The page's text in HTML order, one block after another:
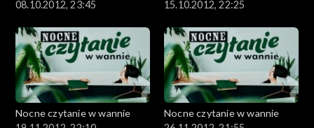
08.10.2012, 23:45
15.10.2012, 22:25
Nocne czytanie w wannie
Nocne czytanie w wannie